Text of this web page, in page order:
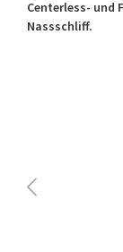
Centerless- und
Nassschliff.